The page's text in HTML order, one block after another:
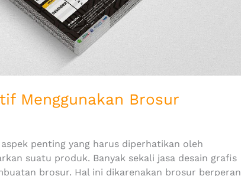
Menggunakan Brosur
penting yang harus diperhatikan oleh
suatu produk. Banyak sekali jasa desain grafis
brosur. Hal ini dikarenakan brosur berperan